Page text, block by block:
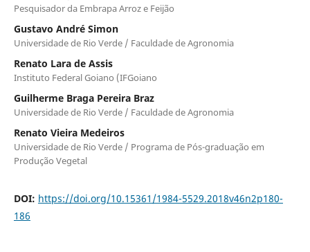
Pesquisador da Embrapa Arroz e Feijão
Gustavo André Simon
Universidade de Rio Verde / Faculdade de Agronomia
Renato Lara de Assis
Instituto Federal Goiano (IFGoiano
Guilherme Braga Pereira Braz
Universidade de Rio Verde / Faculdade de Agronomia
Renato Vieira Medeiros
Universidade de Rio Verde / Programa de Pós-graduação em
Produção Vegetal
DOI: https://doi.org/10.15361/1984-5529.2018v46n2p180-
186